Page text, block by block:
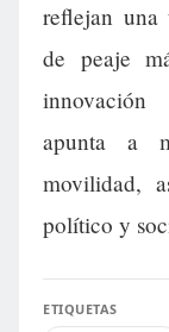
reflejan una
de peaje
innovación
apunta a
movilidad,
político y
ETIQUETAS